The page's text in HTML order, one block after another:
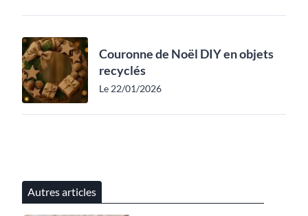
Couronne de Noël DIY en objets
recyclés
Le 22/01/2026
Autres articles